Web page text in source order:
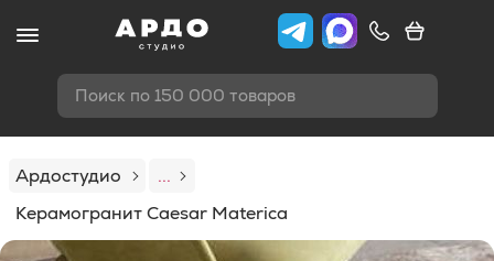
Поиск по 150 000 товаров
Ардостудио
...
Керамогранит Caesar Materica